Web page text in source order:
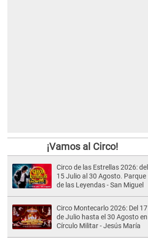
¡Vamos al Circo!
Circo de las Estrellas 2026: del
15 Julio al 30 Agosto. Parque
de las Leyendas - San Miguel
Circo Montecarlo 2026: Del 17
de Julio hasta el 30 Agosto en
Círculo Militar - Jesús María